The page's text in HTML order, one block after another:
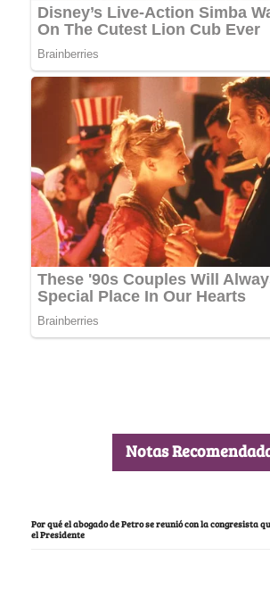
Notas
Por qué el abogado de Petro se reunió con la congresista
el Presidente